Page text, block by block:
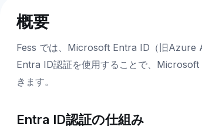
概要
Fess では、Microsoft Entra ID（旧Azure
Entra ID認証を使用することで、Microsoft
きます。
Entra ID認証の仕組み